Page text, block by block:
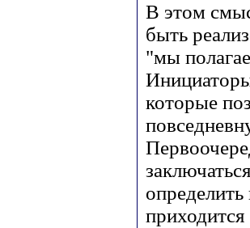
В этом
быть
"мы
которые